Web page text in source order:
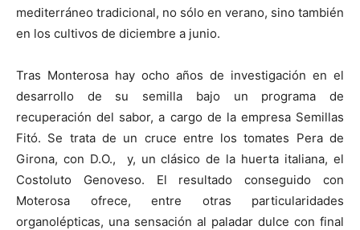
mediterráneo tradicional, no sólo en verano, sino también
en los cultivos de diciembre a junio.
Tras Monterosa hay ocho años de investigación en el
desarrollo de su semilla bajo un programa de
recuperación del sabor, a cargo de la empresa Semillas
Fitó. Se trata de un cruce entre los tomates Pera de
Girona, con D.O., y, un clásico de la huerta italiana, el
Costoluto Genoveso. El resultado conseguido con
Moterosa ofrece, entre otras particularidades
organolépticas, una sensación al paladar dulce con final